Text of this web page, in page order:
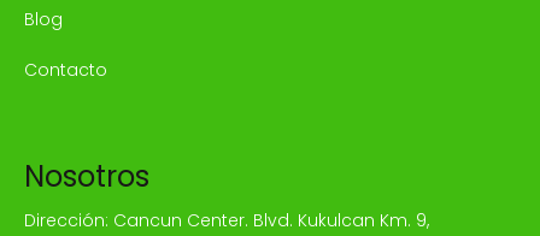
Blog
Contacto
Nosotros
Dirección: Cancun Center. Blvd. Kukulcan Km. 9,